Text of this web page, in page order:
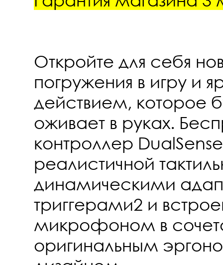
Откройте для себя
погружения в игру и
действием, которое
оживает в руках.
контроллер
реалистичной
динамическими
триггерами2 и
микрофоном в
оригинальным